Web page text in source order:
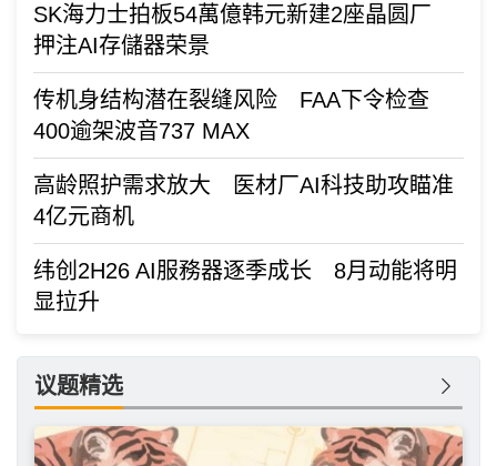
SK海力士拍板54萬億韩元新建2座晶圆厂
押注AI存儲器荣景
传机身结构潜在裂缝风险 FAA下令检查
400逾架波音737 MAX
高龄照护需求放大 医材厂AI科技助攻瞄准
4亿元商机
纬创2H26 AI服務器逐季成长 8月动能将明
显拉升
议题精选